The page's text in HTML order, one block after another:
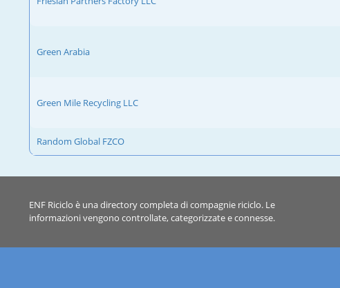
Green Arabia
Green Mile Recycling LLC
Random Global FZCO
ENF Riciclo è una directory completa di compagnie riciclo. Le
informazioni vengono controllate, categorizzate e connesse.